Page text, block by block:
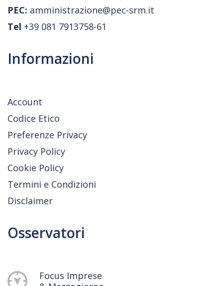
PEC: amministrazione@pec-srm.it
Tel +39 081 7913758-61
Informazioni
Account
Codice Etico
Preferenze Privacy
Privacy Policy
Cookie Policy
Termini e Condizioni
Disclaimer
Osservatori
Focus Imprese